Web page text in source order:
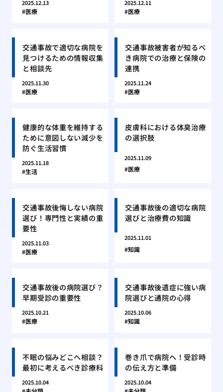
2025.12.13
医療
2025.12.11
医療
交通事故で適切な病院を
見つけるための情報収集
と相談先
2025.11.30
医療
交通事故被害者が知るべ
き病院での治療と保険の
連携
2025.11.24
医療
健康的な体重を維持する
ために意図しない減少を
防ぐ生活習慣
2025.11.18
生活
皮膚科における体臭治療
の選択肢
2025.11.09
医療
交通事故後悔しない病院
選び！専門性と実績の重
要性
2025.11.03
医療
交通事故後の適切な病院
選びと治療費の知識
2025.11.01
知識
交通事故後の病院選び？
早期受診の重要性
2025.10.21
医療
交通事故後遺症に強い病
院選びと通院の心得
2025.10.06
知識
不眠の悩みどこへ相談？
最初に考えるべき診療科
2025.10.04
巻き爪で病院へ！受診時
の伝え方と準備
2025.10.04